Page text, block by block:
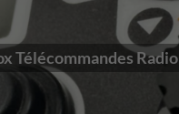
Télécommandes Radio